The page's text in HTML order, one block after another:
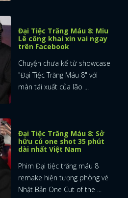
Đại Tiệc Trăng Máu 8: Miu
Lê công khai xin vai ngay
trên Facebook
Chuyện chưa kể từ showcase
"Đại Tiệc Trăng Máu 8" với
màn tái xuất của lão ...
Đại Tiệc Trăng Máu 8: Sở
hữu cú one shot 35 phút
dài nhất Việt Nam
Phim Đại tiệc trăng máu 8
remake hiện tượng phòng vé
Nhật Bản One Cut of the ...